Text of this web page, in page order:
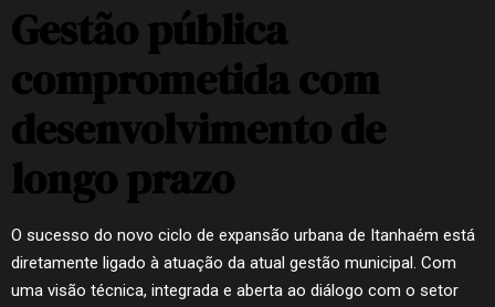
Gestão pública
comprometida com
desenvolvimento de
longo prazo
O sucesso do novo ciclo de expansão urbana de Itanhaém está
diretamente ligado à atuação da atual gestão municipal. Com
uma visão técnica, integrada e aberta ao diálogo com o setor